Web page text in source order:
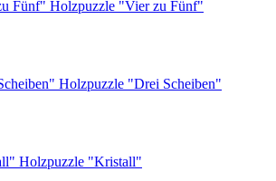
Holzpuzzle "Vier zu Fünf"
Holzpuzzle "Drei Scheiben"
Holzpuzzle "Kristall"